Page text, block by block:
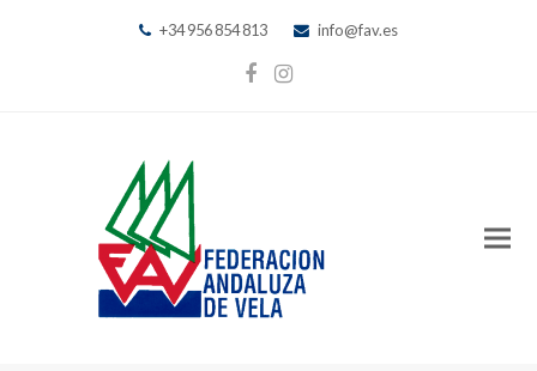
+34 956 854 813 info@fav.es
Facebook
Instagram